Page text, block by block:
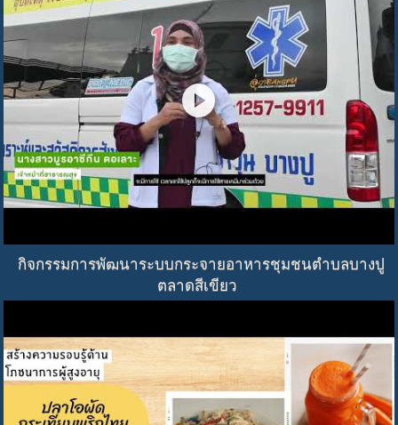
play_circle
กิจกรรมการพัฒนาระบบกระจายอาหารชุมชนตำบลบางปู
ตลาดสีเขียว